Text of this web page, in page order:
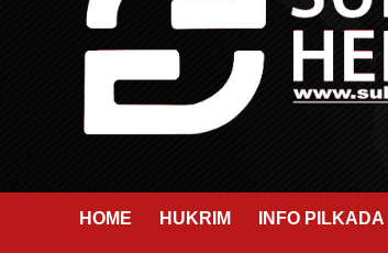
HOME HUKRIM INFO PILKADA